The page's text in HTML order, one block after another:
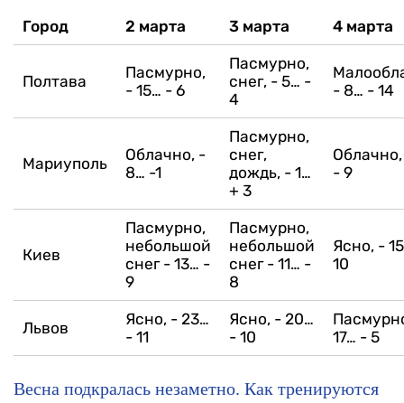
Город 2 марта 3 марта 4 марта
Полтава
Пасмурно,
- 15… - 6
Пасмурно,
снег, - 5… -
4
- 8… - 14
Мариуполь Облачно, -
8… -1
Пасмурно,
снег,
дождь, - 1…
+ 3
Облачно,
- 9
Киев
Пасмурно,
небольшой
снег - 13… -
9
Пасмурно,
небольшой
снег - 11… -
8
Ясно, -
10
Львов Ясно, - 23…
- 11
Ясно, - 20…
- 10
17… - 5
Весна подкралась незаметно. Как тренируются